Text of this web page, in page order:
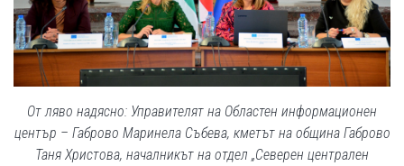
От ляво надясно: Управителят на Областен информационен
център – Габрово Маринела Събева, кметът на община Габрово
Таня Христова, началникът на отдел „Северен централен